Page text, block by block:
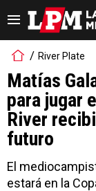
River Plate
Matías
para jugar
River
futuro
El
estará en la